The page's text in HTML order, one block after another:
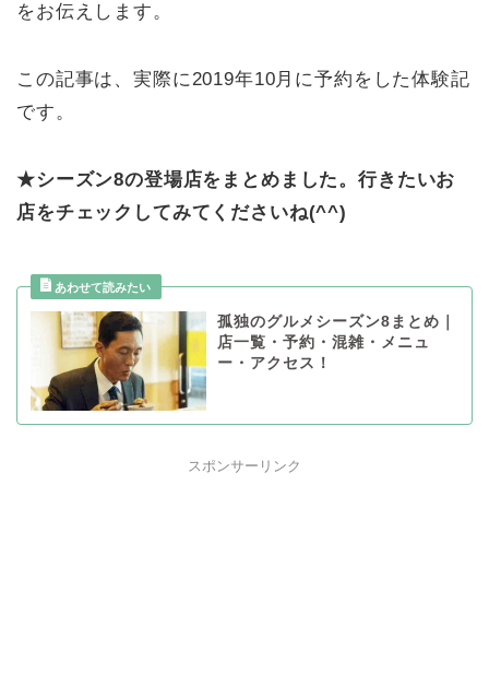
をお伝えします。
この記事は、実際に2019年10月に予約をした体験記
です。
★シーズン8の登場店をまとめました。行きたいお
店をチェックしてみてくださいね(^^)
孤独のグルメシーズン8まとめ｜
店一覧・予約・混雑・メニュ
ー・アクセス！
スポンサーリンク